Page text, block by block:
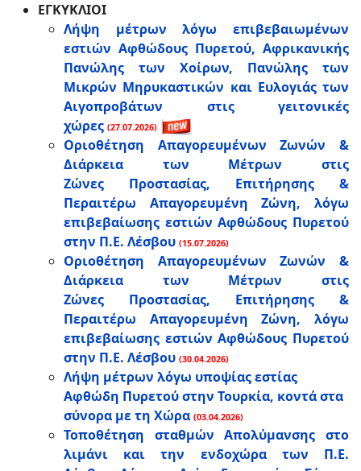
ΕΓΚΥΚΛΙΟΙ
Λήψη μέτρων λόγω επιβεβαιωμένων
εστιών Αφθώδους Πυρετού, Αφρικανικής
Πανώλης των Χοίρων, Πανώλης των
Μικρών Μηρυκαστικών και Ευλογιάς των
Αιγοπροβάτων στις γειτονικές
χώρες (27.07.2026)
Οριοθέτηση Απαγορευμένων Ζωνών &
Διάρκεια των Μέτρων στις
Ζώνες Προστασίας, Επιτήρησης &
Περαιτέρω Απαγορευμένη Ζώνη, λόγω
επιβεβαίωσης εστιών Αφθώδους Πυρετού
στην Π.Ε. Λέσβου (15.07.2026)
Οριοθέτηση Απαγορευμένων Ζωνών &
Διάρκεια των Μέτρων στις
Ζώνες Προστασίας, Επιτήρησης &
Περαιτέρω Απαγορευμένη Ζώνη, λόγω
επιβεβαίωσης εστιών Αφθώδους Πυρετού
στην Π.Ε. Λέσβου (30.04.2026)
Λήψη μέτρων λόγω υποψίας εστίας
Αφθώδη Πυρετού στην Τουρκία, κοντά στα
σύνορα με τη Χώρα (03.04.2026)
Τοποθέτηση σταθμών Απολύμανσης στο
λιμάνι και την ενδοχώρα των Π.Ε.